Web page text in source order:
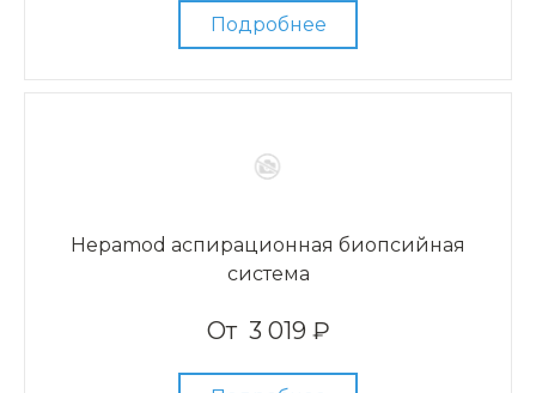
Подробнее
Hepamod аспирационная биопсийная
система
От 3 019 ₽